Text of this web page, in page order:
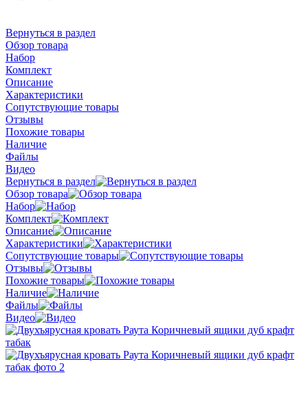
Вернуться в раздел
Обзор товара
Набор
Комплект
Описание
Характеристики
Сопутствующие товары
Отзывы
Похожие товары
Наличие
Файлы
Видео
Вернуться в раздел
Обзор товара
Набор
Комплект
Описание
Характеристики
Сопутствующие товары
Отзывы
Похожие товары
Наличие
Файлы
Видео